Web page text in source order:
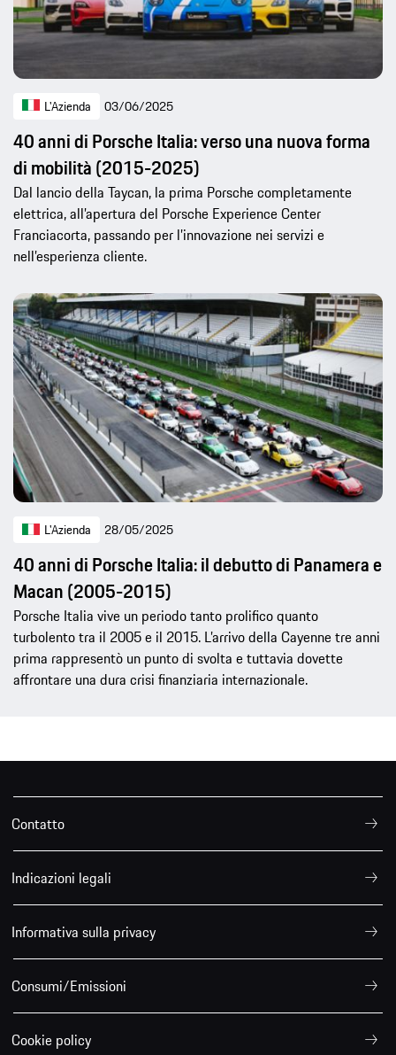
L'Azienda 03/06/2025
40 anni di Porsche Italia: verso una nuova forma
di mobilità (2015-2025)
Dal lancio della Taycan, la prima Porsche completamente
elettrica, all’apertura del Porsche Experience Center
Franciacorta, passando per l’innovazione nei servizi e
nell’esperienza cliente.
L'Azienda 28/05/2025
40 anni di Porsche Italia: il debutto di Panamera e
Macan (2005-2015)
Porsche Italia vive un periodo tanto prolifico quanto
turbolento tra il 2005 e il 2015. L’arrivo della Cayenne tre anni
prima rappresentò un punto di svolta e tuttavia dovette
affrontare una dura crisi finanziaria internazionale.
Contatto
Indicazioni legali
Informativa sulla privacy
Consumi/Emissioni
Cookie policy